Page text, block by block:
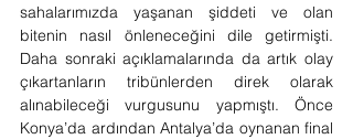
sahalarımızda yaşanan şiddeti ve olan
bitenin nasıl önleneceğini dile getirmişti.
Daha sonraki açıklamalarında da artık olay
çıkartanların tribünlerden direk olarak
alınabileceği vurgusunu yapmıştı. Önce
Konya’da ardından Antalya’da oynanan final